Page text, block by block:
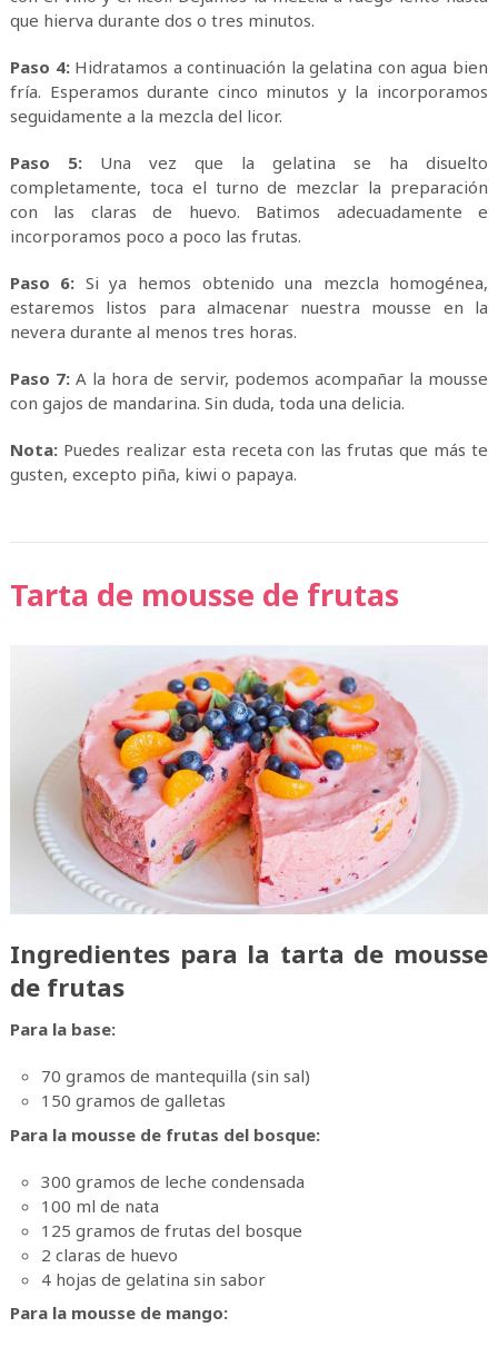
que hierva durante dos o tres minutos.
Paso 4:Hidratamos a continuación la gelatina con agua bien
fría. Esperamos durante cinco minutos y la incorporamos
seguidamente a la mezcla del licor.
Paso 5:Una vez que la gelatina se ha disuelto
completamente, toca el turno de mezclar la preparación
con las claras de huevo. Batimos adecuadamente e
incorporamos poco a poco las frutas.
Paso 6: Si ya hemos obtenido una mezcla homogénea,
estaremos listos para almacenar nuestra mousse en la
nevera durante al menos tres horas.
Paso 7: A la hora de servir, podemos acompañar la mousse
con gajos de mandarina. Sin duda, toda una delicia.
Nota:Puedes realizar esta receta con las frutas que más te
gusten, excepto piña, kiwi o papaya.
Tarta de mousse de frutas
Ingredientes para la tarta de mousse
de frutas
Para la base:
70 gramos de mantequilla (sin sal)
150 gramos de galletas
Para la mousse de frutas del bosque:
300 gramos de leche condensada
100 ml de nata
125 gramos de frutas del bosque
2 claras de huevo
4 hojas de gelatina sin sabor
Para la mousse de mango: